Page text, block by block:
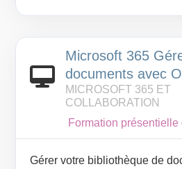
efficacement leurs contenus
cartes, d'intégrer des médias
sources externes et de
visuel de leurs supports.
Microsoft 365
documents avec
MICROSOFT 365 ET
COLLABORATION
Formation présentielle
Gérer votre bibliothèque de